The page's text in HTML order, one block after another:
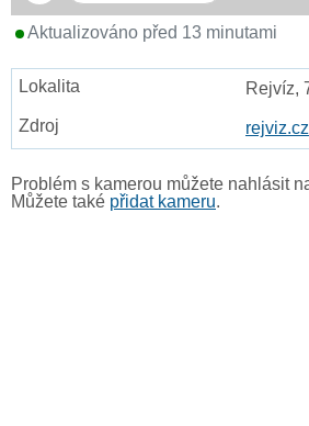
Aktualizováno před 13 minutami
Rejvíz,
rejviz.cz
Problém s kamerou můžete nahlásit
Můžete také přidat kameru.